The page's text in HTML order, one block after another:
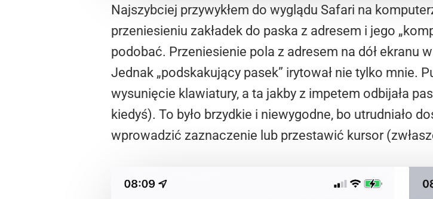
Najszybciej przywykłem do wyglądu Safari na
przeniesieniu zakładek do paska z adresem i jego
podobać. Przeniesienie pola z adresem na dół ekranu
Jednak „podskakujący pasek” irytował nie tylko mnie.
wysunięcie klawiatury, a ta jakby z impetem odbijała
kiedyś). To było brzydkie i niewygodne, bo utrudniało
wprowadzić zaznaczenie lub przestawić kursor